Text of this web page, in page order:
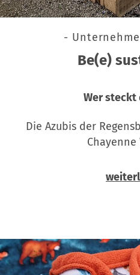
-
Be(e)
Wer steckt
Die Azubis der
Chayenne